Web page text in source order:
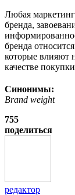
Любая
бренда,
бренда
которые влияют
качестве
Синонимы:
Brand weight
755
поделиться
редактор